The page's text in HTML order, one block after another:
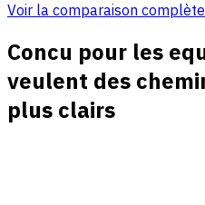
Voir la comparaison complète
Concu pour les
veulent des
plus clairs
Funnels trial et signup